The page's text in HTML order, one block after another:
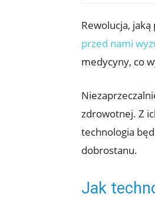
Rewolucja,
przed nami
medycyny, co
zdrowotnej. Z
technologia
dobrostanu.
Jak